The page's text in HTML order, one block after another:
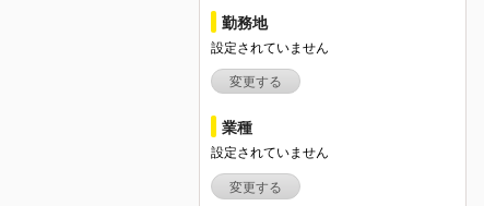
勤務地
設定されていません
変更する
業種
設定されていません
変更する